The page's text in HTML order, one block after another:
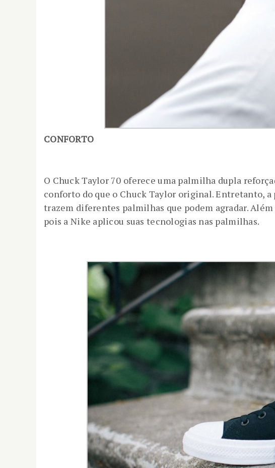
CONFORTO
O Chuck Taylor 70 oferece uma palmilha dupla
conforto do que o Chuck Taylor original. Entretanto,
trazem diferentes palmilhas que podem agradar.
pois a Nike aplicou suas tecnologias nas palmilhas.